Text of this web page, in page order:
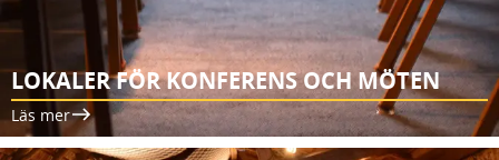
LOKALER FÖR KONFERENS OCH MÖTEN
Läs mer